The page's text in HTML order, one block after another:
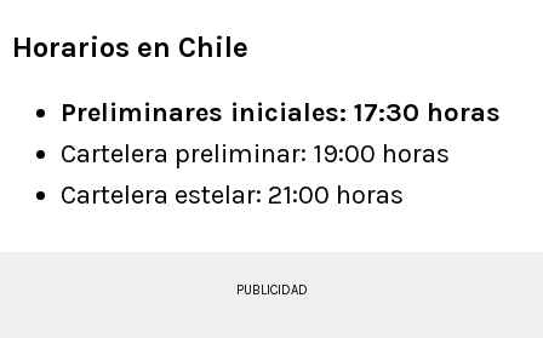
Horarios en Chile
Preliminares iniciales: 17:30 horas
Cartelera preliminar: 19:00 horas
Cartelera estelar: 21:00 horas
PUBLICIDAD